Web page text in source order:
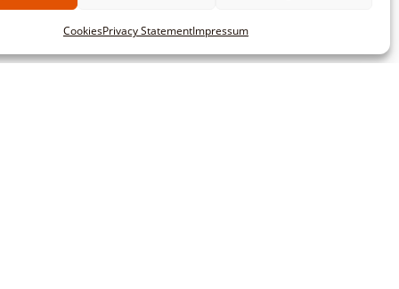
CookiesPrivacy StatementImpressum